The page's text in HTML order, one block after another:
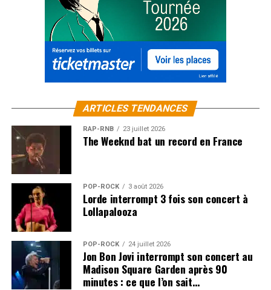
ARTICLES TENDANCES
RAP-RNB 23 juillet 2026
The Weeknd bat un record en France
POP-ROCK 3 août 2026
Lorde interrompt 3 fois son concert à
Lollapalooza
POP-ROCK 24 juillet 2026
Jon Bon Jovi interrompt son concert au
Madison Square Garden après 90
minutes : ce que l’on sait…